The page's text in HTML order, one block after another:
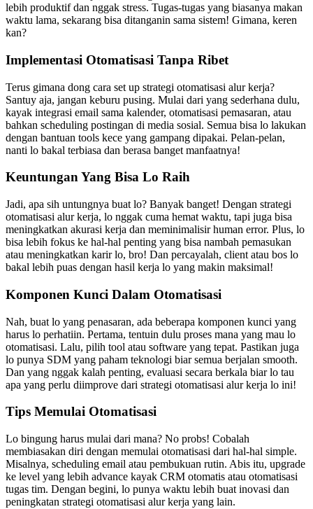
lebih produktif dan nggak stress. Tugas-tugas yang biasanya makan
waktu lama, sekarang bisa ditanganin sama sistem! Gimana, keren
kan?
Implementasi Otomatisasi Tanpa Ribet
Terus gimana dong cara set up strategi otomatisasi alur kerja?
Santuy aja, jangan keburu pusing. Mulai dari yang sederhana dulu,
kayak integrasi email sama kalender, otomatisasi pemasaran, atau
bahkan scheduling postingan di media sosial. Semua bisa lo lakukan
dengan bantuan tools kece yang gampang dipakai. Pelan-pelan,
nanti lo bakal terbiasa dan berasa banget manfaatnya!
Keuntungan Yang Bisa Lo Raih
Jadi, apa sih untungnya buat lo? Banyak banget! Dengan strategi
otomatisasi alur kerja, lo nggak cuma hemat waktu, tapi juga bisa
meningkatkan akurasi kerja dan meminimalisir human error. Plus, lo
bisa lebih fokus ke hal-hal penting yang bisa nambah pemasukan
atau meningkatkan karir lo, bro! Dan percayalah, client atau bos lo
bakal lebih puas dengan hasil kerja lo yang makin maksimal!
Komponen Kunci Dalam Otomatisasi
Nah, buat lo yang penasaran, ada beberapa komponen kunci yang
harus lo perhatiin. Pertama, tentuin dulu proses mana yang mau lo
otomatisasi. Lalu, pilih tool atau software yang tepat. Pastikan juga
lo punya SDM yang paham teknologi biar semua berjalan smooth.
Dan yang nggak kalah penting, evaluasi secara berkala biar lo tau
apa yang perlu diimprove dari strategi otomatisasi alur kerja lo ini!
Tips Memulai Otomatisasi
Lo bingung harus mulai dari mana? No probs! Cobalah
membiasakan diri dengan memulai otomatisasi dari hal-hal simple.
Misalnya, scheduling email atau pembukuan rutin. Abis itu, upgrade
ke level yang lebih advance kayak CRM otomatis atau otomatisasi
tugas tim. Dengan begini, lo punya waktu lebih buat inovasi dan
peningkatan strategi otomatisasi alur kerja yang lain.